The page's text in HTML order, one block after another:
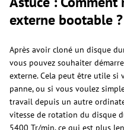
externe bootable ?
Après avoir cloné un disque
vous pouvez souhaiter
externe. Cela peut être utile si
panne, ou si vous voulez
travail depuis un autre
vitesse de rotation du disque
5400 Tr/min, ce qui est plus